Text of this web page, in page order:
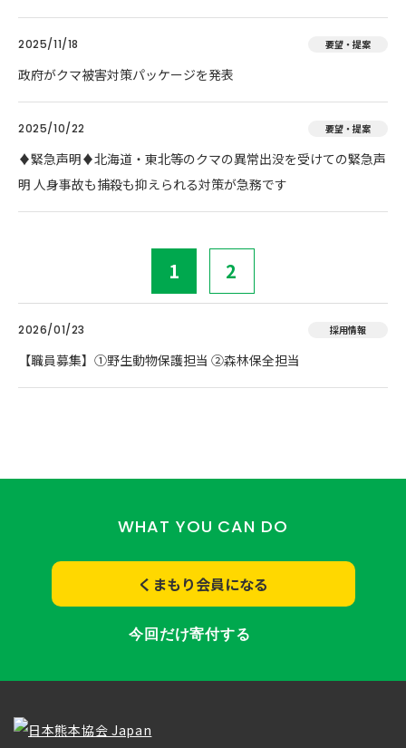
2025/11/18 要望・提案
政府がクマ被害対策パッケージを発表
2025/10/22 要望・提案
♦️緊急声明♦️北海道・東北等のクマの異常出没を受けての緊急声
明 人身事故も捕殺も抑えられる対策が急務です
1 2
2026/01/23 採用情報
【職員募集】①野生動物保護担当 ②森林保全担当
WHAT YOU CAN DO
くまもり会員になる
今回だけ寄付する